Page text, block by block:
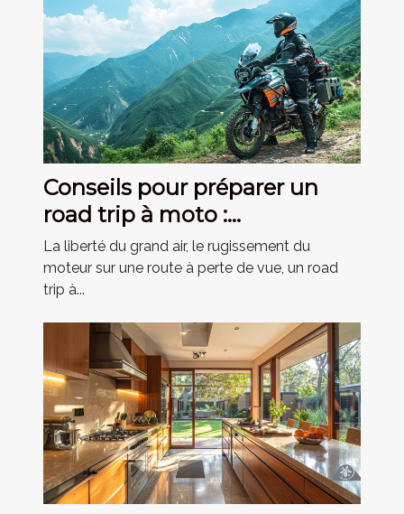
Conseils pour préparer un
road trip à moto :
équipement essentiel
La liberté du grand air, le rugissement du
moteur sur une route à perte de vue, un road
trip à...